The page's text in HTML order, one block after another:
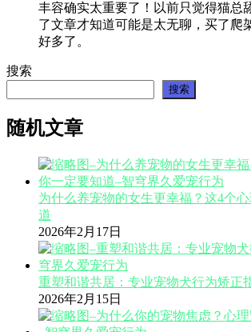
丰容确实太重要了！以前只觉得猫总
了文章才知道可能是太无聊，买了爬
好多了。
搜索
搜索
随机文章
为什么养宠物的女生更幸福？这4个
道
2026年2月17日
重塑和谐共居：专业宠物犬行为矫正
2026年2月15日